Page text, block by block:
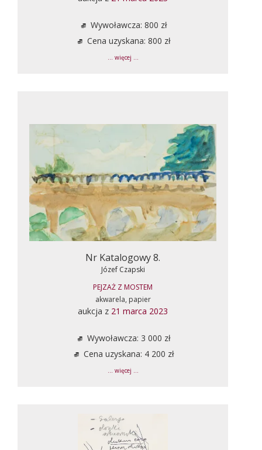
Wywoławcza: 800 zł
Cena uzyskana: 800 zł
... więcej ...
Nr Katalogowy 8.
Józef Czapski
PEJZAŻ Z MOSTEM
akwarela, papier
aukcja z 21 marca 2023
Wywoławcza: 3 000 zł
Cena uzyskana: 4 200 zł
... więcej ...